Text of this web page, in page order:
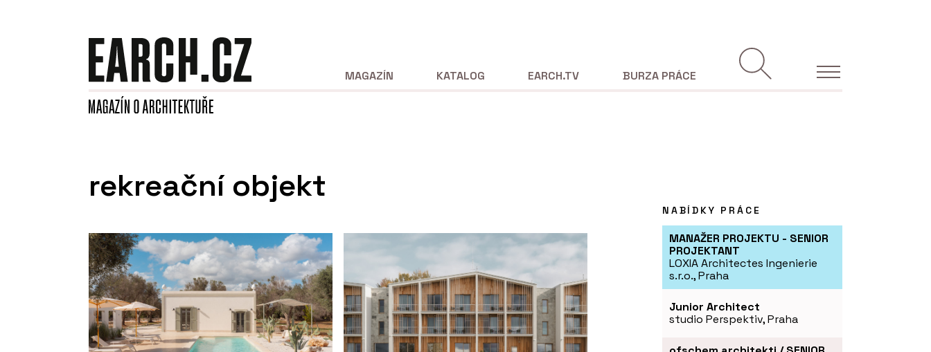
MAGAZÍN KATALOG EARCH.TV BURZA PRÁCE
rekreační objekt
NABÍDKY PRÁCE
MANAŽER PROJEKTU - SENIOR
PROJEKTANT
LOXIA Architectes Ingenierie
s.r.o., Praha
Junior Architect
studio Perspektiv, Praha